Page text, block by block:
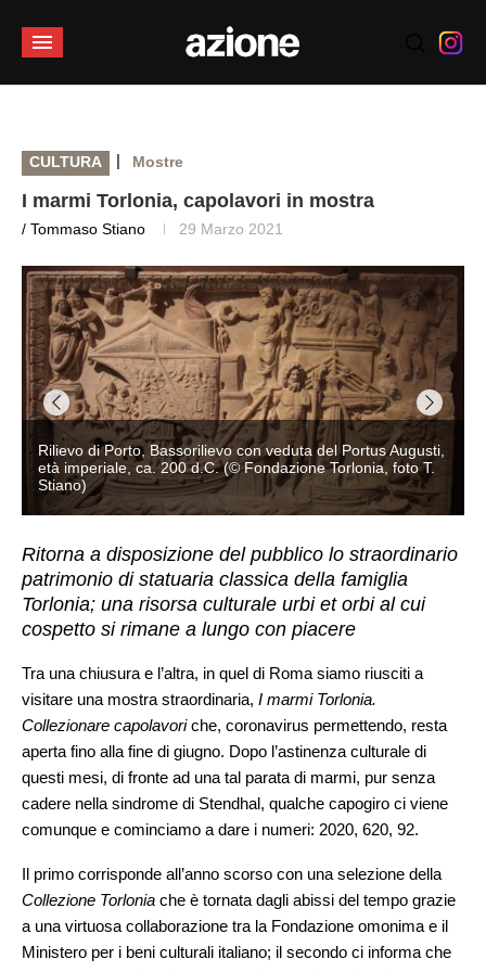
CULTURA | Mostre
I marmi Torlonia, capolavori in mostra
/ Tommaso Stiano 29 Marzo 2021
Rilievo di Porto, Bassorilievo con veduta del Portus Augusti,
età imperiale, ca. 200 d.C. (© Fondazione Torlonia, foto T.
Stiano)
Ritorna a disposizione del pubblico lo straordinario
patrimonio di statuaria classica della famiglia
Torlonia; una risorsa culturale urbi et orbi al cui
cospetto si rimane a lungo con piacere
Tra una chiusura e l’altra, in quel di Roma siamo riusciti a
visitare una mostra straordinaria, I marmi Torlonia.
Collezionare capolavoriche, coronavirus permettendo, resta
aperta fino alla fine di giugno. Dopo l’astinenza culturale di
questi mesi, di fronte ad una tal parata di marmi, pur senza
cadere nella sindrome di Stendhal, qualche capogiro ci viene
comunque e cominciamo a dare i numeri: 2020, 620, 92.
Il primo corrisponde all’anno scorso con una selezione della
Collezione Torlonia che è tornata dagli abissi del tempo grazie
a una virtuosa collaborazione tra la Fondazione omonima e il
Ministero per i beni culturali italiano; il secondo ci informa che